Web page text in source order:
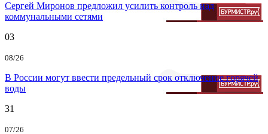
Сергей Миронов предложил усилить контроль над
коммунальными сетями
03
08/26
В России могут ввести предельный срок отключение горячей
воды
31
07/26